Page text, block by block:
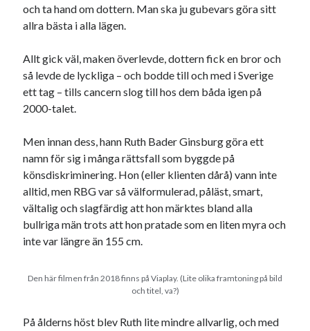
och ta hand om dottern. Man ska ju gubevars göra sitt
allra bästa i alla lägen.
Allt gick väl, maken överlevde, dottern fick en bror och
så levde de lyckliga – och bodde till och med i Sverige
ett tag – tills cancern slog till hos dem båda igen på
2000-talet.
Men innan dess, hann Ruth Bader Ginsburg göra ett
namn för sig i många rättsfall som byggde på
könsdiskriminering. Hon (eller klienten dårå) vann inte
alltid, men RBG var så välformulerad, påläst, smart,
vältalig och slagfärdig att hon märktes bland alla
bullriga män trots att hon pratade som en liten myra och
inte var längre än 155 cm.
Den här filmen från 2018 finns på Viaplay. (Lite olika framtoning på bild
och titel, va?)
På ålderns höst blev Ruth lite mindre allvarlig, och med